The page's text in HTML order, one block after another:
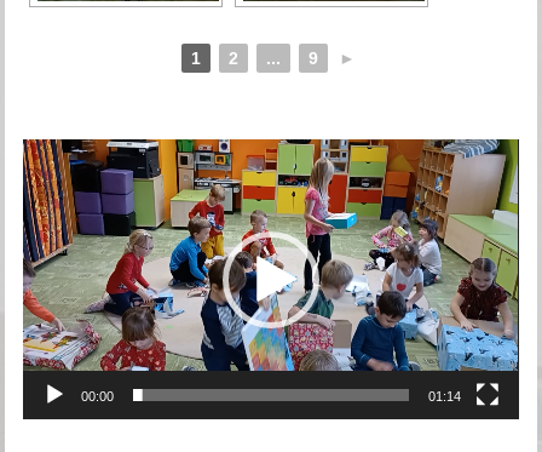
1 2 ... 9 ►
Video
přehrávač
00:00 01:14